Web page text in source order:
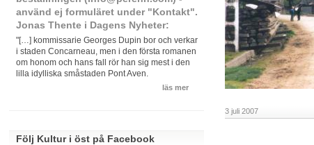
3 juli 2007
använd ej formuläret under "Kontakt".
Jonas Thente i Dagens Nyheter:
"[…] kommissarie Georges Dupin bor och verkar
i staden Concarneau, men i den första romanen
om honom och hans fall rör han sig mest i den
lilla idylliska småstaden Pont Aven.
läs mer
Följ Kultur i öst på Facebook